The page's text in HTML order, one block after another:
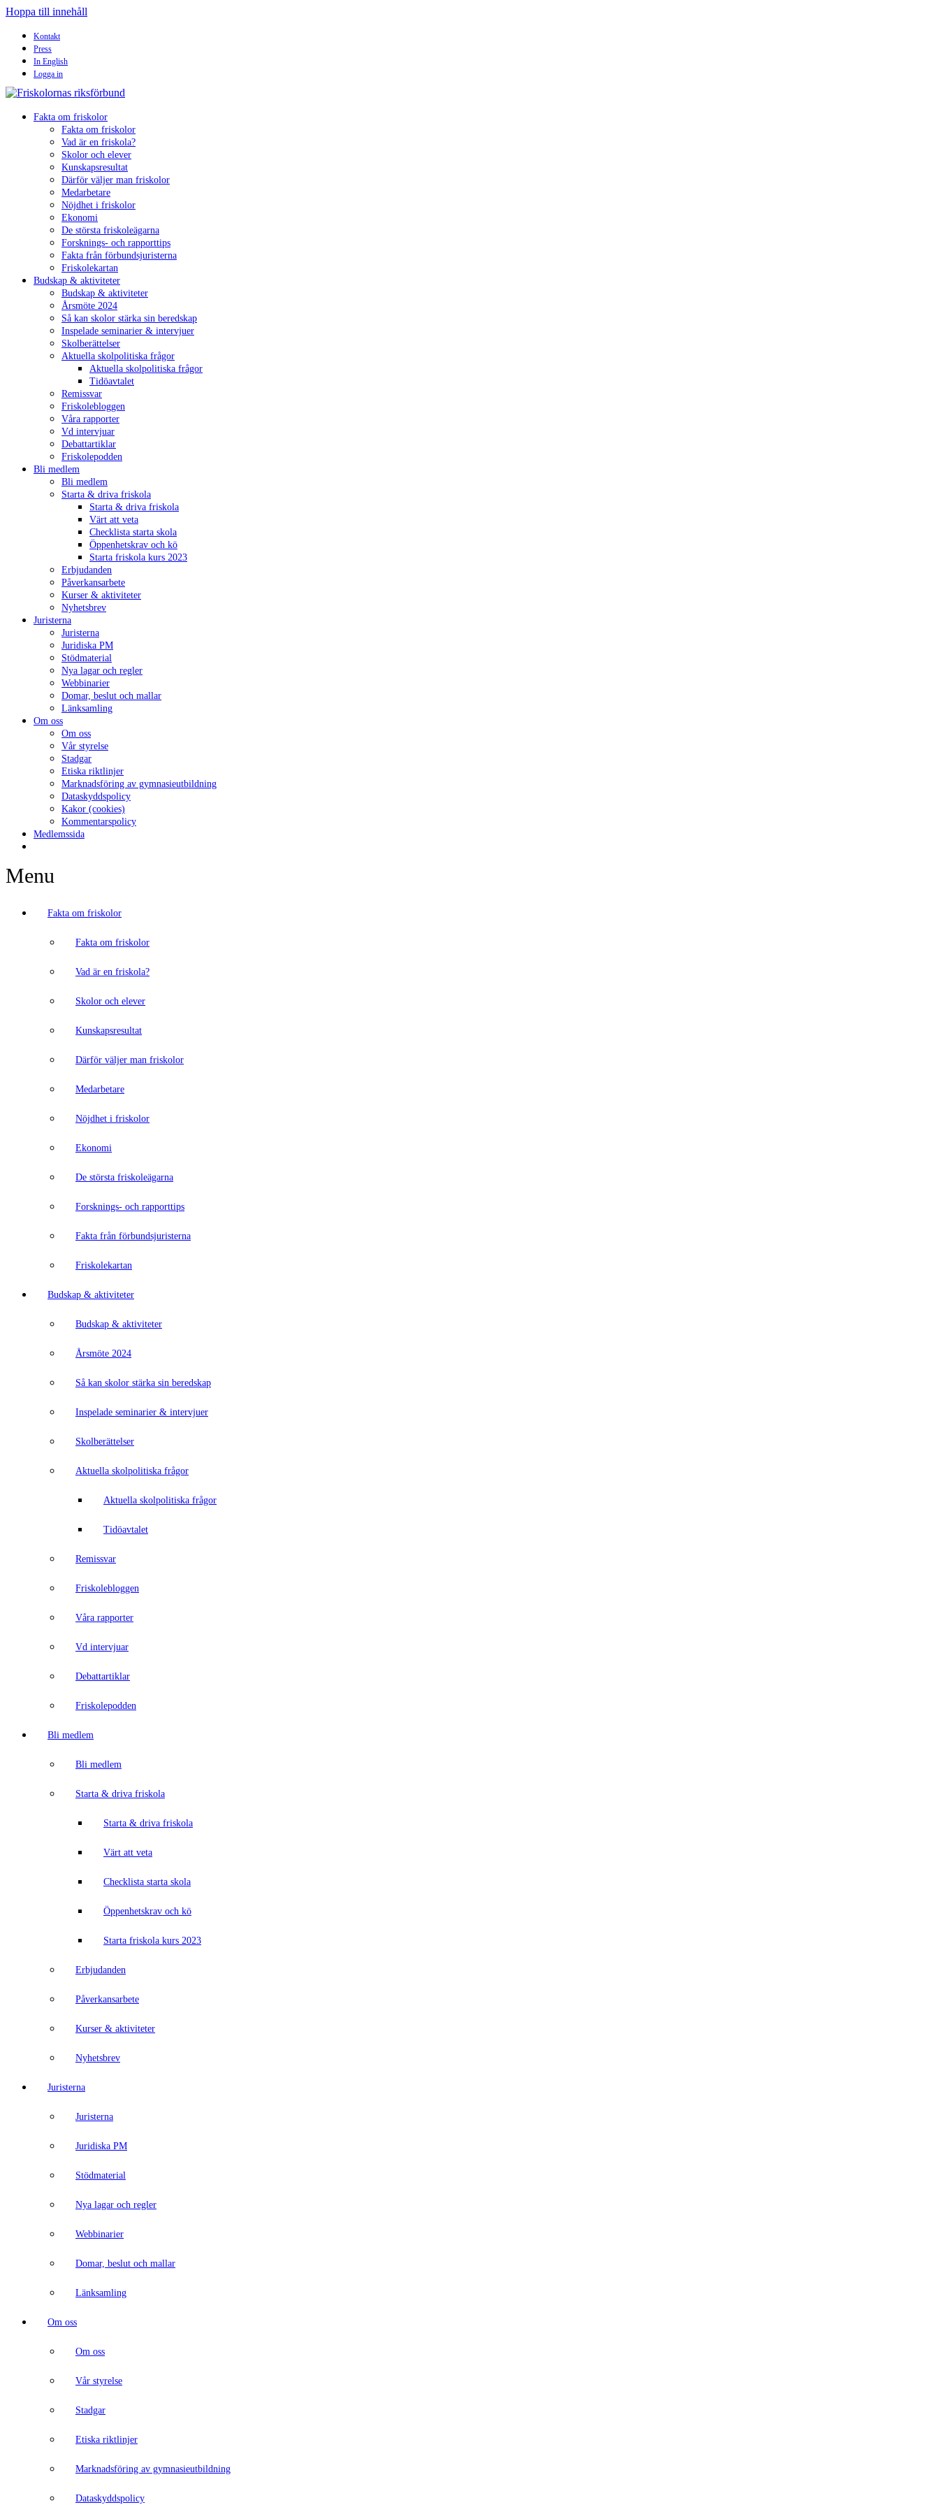
Hoppa till innehåll
Kontakt
Press
In English
Logga in
Fakta om friskolor
Fakta om friskolor
Vad är en friskola?
Skolor och elever
Kunskapsresultat
Därför väljer man friskolor
Medarbetare
Nöjdhet i friskolor
Ekonomi
De största friskoleägarna
Forsknings- och rapporttips
Fakta från förbundsjuristerna
Friskolekartan
Budskap & aktiviteter
Budskap & aktiviteter
Årsmöte 2024
Så kan skolor stärka sin beredskap
Inspelade seminarier & intervjuer
Skolberättelser
Aktuella skolpolitiska frågor
Aktuella skolpolitiska frågor
Tidöavtalet
Remissvar
Friskolebloggen
Våra rapporter
Vd intervjuar
Debattartiklar
Friskolepodden
Bli medlem
Bli medlem
Starta & driva friskola
Starta & driva friskola
Värt att veta
Checklista starta skola
Öppenhetskrav och kö
Starta friskola kurs 2023
Erbjudanden
Påverkansarbete
Kurser & aktiviteter
Nyhetsbrev
Juristerna
Juristerna
Juridiska PM
Stödmaterial
Nya lagar och regler
Webbinarier
Domar, beslut och mallar
Länksamling
Om oss
Om oss
Vår styrelse
Stadgar
Etiska riktlinjer
Marknadsföring av gymnasieutbildning
Dataskyddspolicy
Kakor (cookies)
Kommentarspolicy
Medlemssida
Menu
Fakta om friskolor
Fakta om friskolor
Vad är en friskola?
Skolor och elever
Kunskapsresultat
Därför väljer man friskolor
Medarbetare
Nöjdhet i friskolor
Ekonomi
De största friskoleägarna
Forsknings- och rapporttips
Fakta från förbundsjuristerna
Friskolekartan
Budskap & aktiviteter
Budskap & aktiviteter
Årsmöte 2024
Så kan skolor stärka sin beredskap
Inspelade seminarier & intervjuer
Skolberättelser
Aktuella skolpolitiska frågor
Aktuella skolpolitiska frågor
Tidöavtalet
Remissvar
Friskolebloggen
Våra rapporter
Vd intervjuar
Debattartiklar
Friskolepodden
Bli medlem
Bli medlem
Starta & driva friskola
Starta & driva friskola
Värt att veta
Checklista starta skola
Öppenhetskrav och kö
Starta friskola kurs 2023
Erbjudanden
Påverkansarbete
Kurser & aktiviteter
Nyhetsbrev
Juristerna
Juristerna
Juridiska PM
Stödmaterial
Nya lagar och regler
Webbinarier
Domar, beslut och mallar
Länksamling
Om oss
Om oss
Vår styrelse
Stadgar
Etiska riktlinjer
Marknadsföring av gymnasieutbildning
Dataskyddspolicy